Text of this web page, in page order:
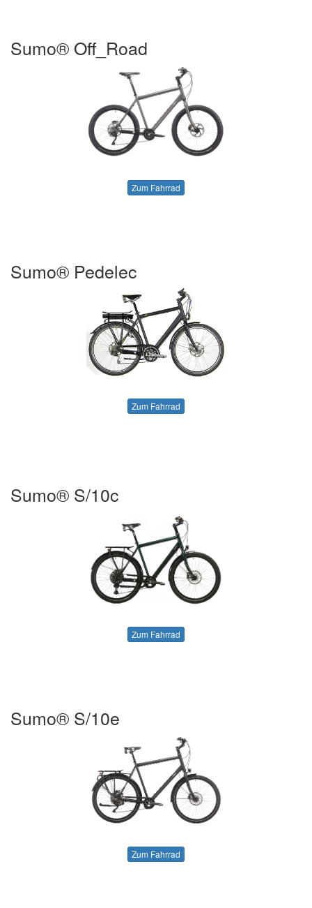
Sumo® Off_Road
Zum Fahrrad
Sumo® Pedelec
Zum Fahrrad
Sumo® S/10c
Zum Fahrrad
Sumo® S/10e
Zum Fahrrad